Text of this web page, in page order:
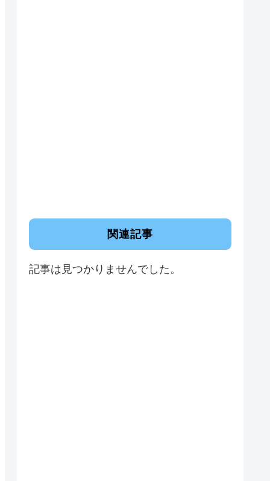
関連記事
記事は見つかりませんでした。